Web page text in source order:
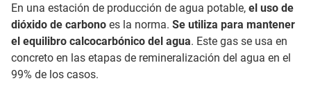
En una estación de producción de agua potable, el uso de
dióxido de carbono es la norma. Se utiliza para mantener
el equilibro calcocarbónico del agua. Este gas se usa en
concreto en las etapas de remineralización del agua en el
99% de los casos.